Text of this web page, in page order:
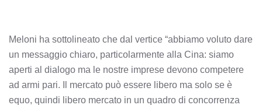
Meloni ha sottolineato che dal vertice “abbiamo voluto dare
un messaggio chiaro, particolarmente alla Cina: siamo
aperti al dialogo ma le nostre imprese devono competere
ad armi pari. Il mercato può essere libero ma solo se è
equo, quindi libero mercato in un quadro di concorrenza